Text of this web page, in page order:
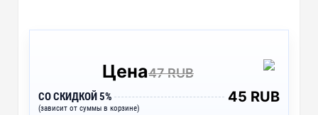
Цена47 RUB
СО СКИДКОЙ 5%
(зависит от суммы в корзине)
45 RUB